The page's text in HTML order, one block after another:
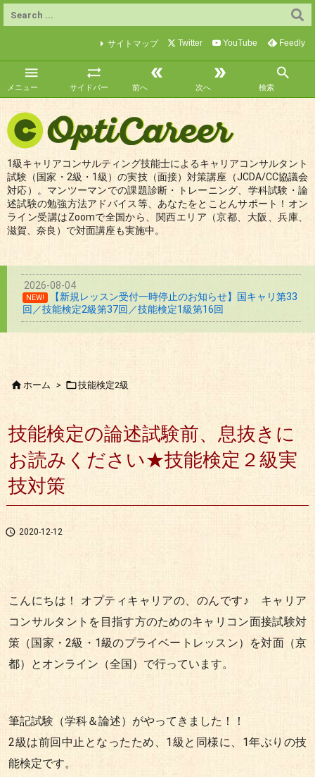

メニュー

サイドバー

前へ

次へ

検索
サイトマップ Twitter YouTube Feedly
1級キャリアコンサルティング技能士によるキャリアコンサルタント
試験（国家・2級・1級）の実技（面接）対策講座（JCDA/CC協議会
対応）。マンツーマンでの課題診断・トレーニング、学科試験・論
述試験の勉強方法アドバイス等、あなたをとことんサポート！オン
ライン受講はZoomで全国から、関西エリア（京都、大阪、兵庫、
滋賀、奈良）で対面講座も実施中。
2026-08-04
NEW!
【新規レッスン受付一時停止のお知らせ】国キャリ第33
回／技能検定2級第37回／技能検定1級第16回
ホーム > 技能検定2級
技能検定の論述試験前、息抜きに
お読みください★技能検定２級実
技対策
 2020-12-12
こんにちは！ オプティキャリアの、のんです♪ キャリア
コンサルタントを目指す方のためのキャリコン面接試験対
策（国家・2級・1級のプライベートレッスン）を対面（京
都）とオンライン（全国）で行っています。
筆記試験（学科＆論述）がやってきました！！
2級は前回中止となったため、1級と同様に、1年ぶりの技
能検定です。